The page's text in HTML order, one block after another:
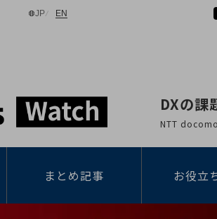
JP日本語
EN
検索する DXの課
NTT
まとめ記事 お役立